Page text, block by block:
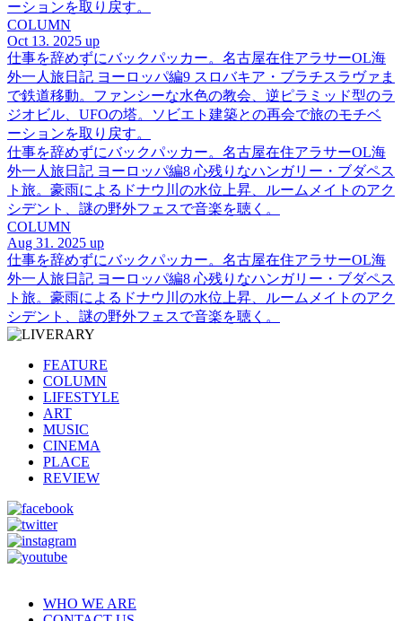
ーションを取り戻す。
COLUMN
Oct 13. 2025 up
仕事を辞めずにバックパッカー。名古屋在住アラサーOL海
外一人旅日記 ヨーロッパ編9 スロバキア・ブラチスラヴァま
で鉄道移動。ファンシーな水色の教会、逆ピラミッド型のラ
ジオビル、UFOの塔。ソビエト建築との再会で旅のモチベ
ーションを取り戻す。
仕事を辞めずにバックパッカー。名古屋在住アラサーOL海
外一人旅日記 ヨーロッパ編8 心残りなハンガリー・ブダペス
ト旅。豪雨によるドナウ川の水位上昇、ルームメイトのアク
シデント、謎の野外フェスで音楽を聴く。
COLUMN
Aug 31. 2025 up
仕事を辞めずにバックパッカー。名古屋在住アラサーOL海
外一人旅日記 ヨーロッパ編8 心残りなハンガリー・ブダペス
ト旅。豪雨によるドナウ川の水位上昇、ルームメイトのアク
シデント、謎の野外フェスで音楽を聴く。
FEATURE
COLUMN
LIFESTYLE
ART
MUSIC
CINEMA
PLACE
REVIEW
WHO WE ARE